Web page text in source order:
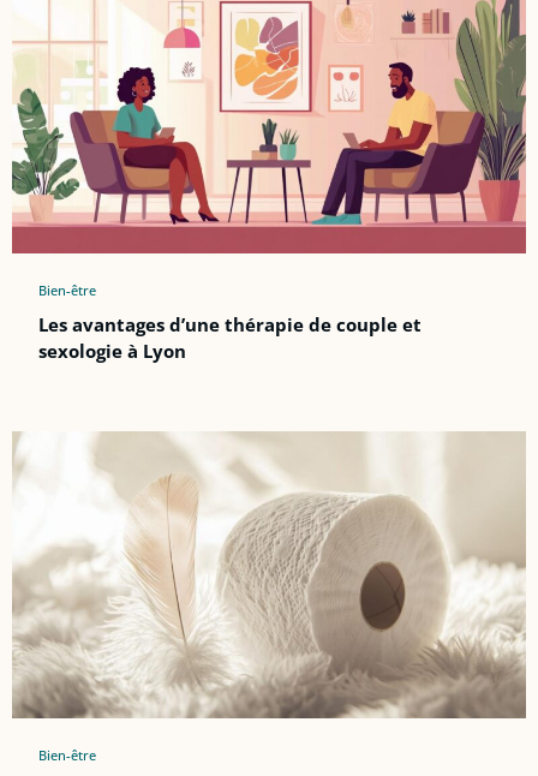
Bien-être
Les avantages d’une thérapie de couple et
sexologie à Lyon
Bien-être